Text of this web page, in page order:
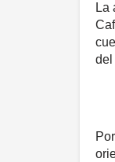
La
del